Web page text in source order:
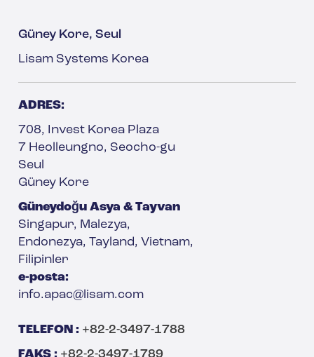
Güney Kore, Seul
Lisam Systems Korea
ADRES:
708, Invest Korea Plaza
7 Heolleungno, Seocho-gu
Seul
Güney Kore
Güneydoğu Asya & Tayvan
Singapur, Malezya,
Endonezya, Tayland, Vietnam,
Filipinler
e-posta:
info.apac@lisam.com
TELEFON : +82-2-3497-1788
FAKS : +82-2-3497-1789